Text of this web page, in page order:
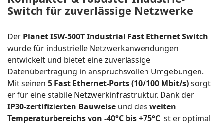
Switch für zuverlässige Netzwerke
Der Planet ISW-500T Industrial Fast Ethernet Switch
wurde für industrielle Netzwerkanwendungen
entwickelt und bietet eine zuverlässige
Datenübertragung in anspruchsvollen Umgebungen.
Mit seinen 5 Fast Ethernet-Ports (10/100 Mbit/s)sorgt
er für eine stabile Netzwerkinfrastruktur. Dank der
IP30-zertifizierten Bauweise und des weiten
Temperaturbereichs von -40°C bis +75°C ist er optimal